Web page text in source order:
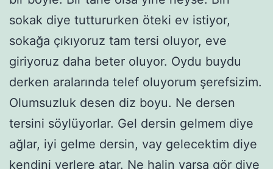
sokak diye tuttururken öteki ev istiyor,
sokağa çıkıyoruz tam tersi oluyor, eve
giriyoruz daha beter oluyor. Oydu buydu
derken aralarında telef oluyorum şerefsizim.
Olumsuzluk desen diz boyu. Ne dersen
tersini söylüyorlar. Gel dersin gelmem diye
ağlar, iyi gelme dersin, vay gelecektim diye
kendini yerlere atar. Ne halin varsa gör diye